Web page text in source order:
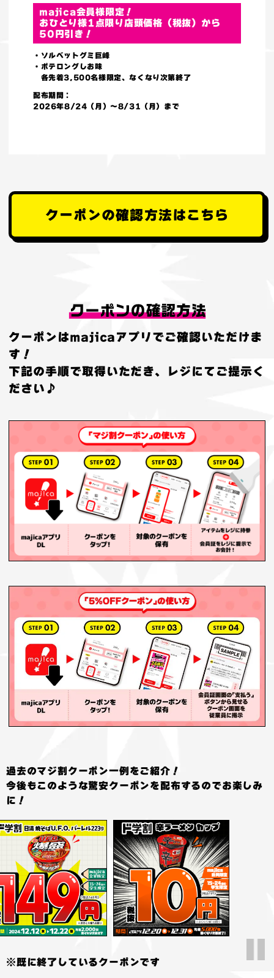
majica会員様限定！
おひとり様1点限り店頭価格（税抜）から
50円引き！
・ソルベットグミ巨峰
・ポテロングしお味
各先着3,500名様限定、なくなり次第終了
配布期間：
2026年8/24（月）～8/31（月）まで
クーポンの確認方法はこちら
クーポンはmajicaアプリでご確認いただけま
す！
下記の手順で取得いただき、レジにてご提示く
ださい♪
過去のマジ割クーポン一例をご紹介！
今後もこのような驚安クーポンを配布するのでお楽しみ
に！
※既に終了しているクーポンです